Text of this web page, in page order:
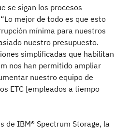
se sigan los procesos
mejor de todo es que esto
mínima para nuestros
nuestro presupuesto.
simplificadas que habilitan
nos han permitido ampliar
nuestro equipo de
ETC [empleados a tiempo
de IBM® Spectrum Storage, la